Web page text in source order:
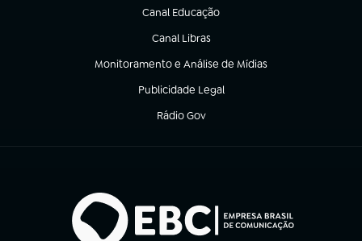
Canal Educação
(abre em nova aba)
Canal Libras
(abre em nova aba)
Monitoramento e Análise de Mídias
(abre em nova aba)
Publicidade Legal
(abre em nova aba)
Rádio Gov
(abre em nova aba)